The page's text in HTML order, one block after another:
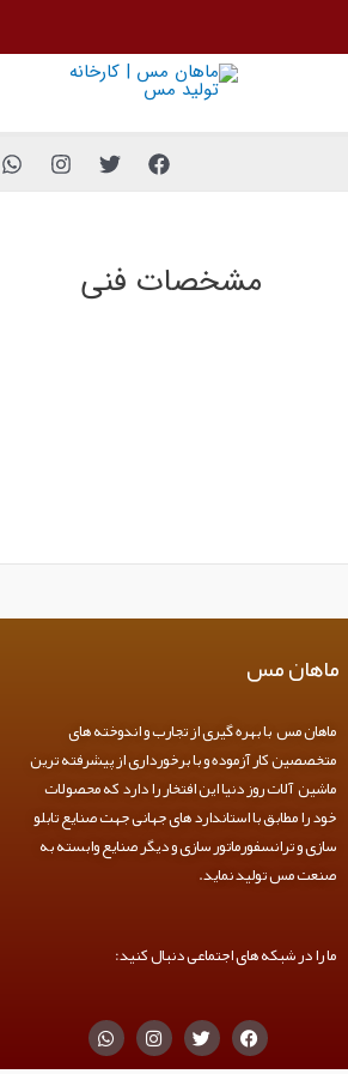
مشخصات فنی
ماهان مس
ماهان مس با بهره گیری از تجارب و اندوخته های
متخصصین کار آزموده و با برخورداری از پیشرفته ترین
ماشین آلات روز دنیا این افتخار را دارد که محصولات
خود را مطابق با استاندارد های جهانی جهت صنایع تابلو
سازی و ترانسفورماتور سازی و دیگر صنایع وابسته به
صنعت مس تولید نماید.
ما را در شبکه های اجتماعی دنبال کنید:
F
a
c
T
w
i
I
n
s
W
h
a